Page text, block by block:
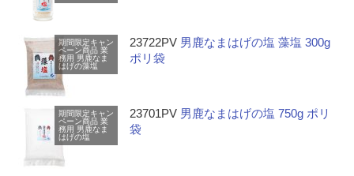
期間限定キャン
ペーン商品 業
務用 男鹿なま
はげの藻塩
23722PV 男鹿なまはげの塩 藻塩 300g
ポリ袋
期間限定キャン
ペーン商品 業
務用 男鹿なま
はげの塩
23701PV 男鹿なまはげの塩 750g ポリ
袋